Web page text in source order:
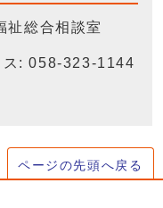
祉総合相談室
ス: 058-323-1144
ページの先頭へ戻る